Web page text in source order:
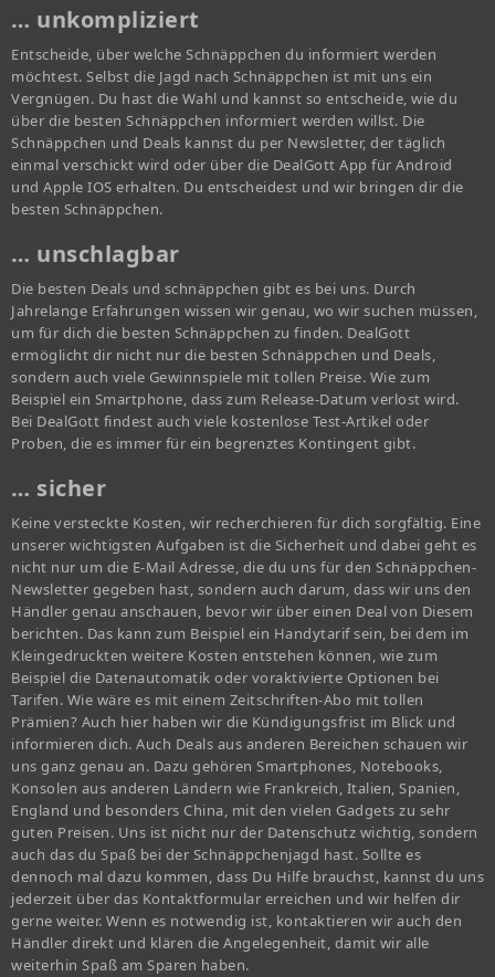
… unkompliziert
Entscheide, über welche Schnäppchen du informiert werden
möchtest. Selbst die Jagd nach Schnäppchen ist mit uns ein
Vergnügen. Du hast die Wahl und kannst so entscheide, wie du
über die besten Schnäppchen informiert werden willst. Die
Schnäppchen und Deals kannst du per Newsletter, der täglich
einmal verschickt wird oder über die DealGott App für Android
und Apple IOS erhalten. Du entscheidest und wir bringen dir die
besten Schnäppchen.
… unschlagbar
Die besten Deals und schnäppchen gibt es bei uns. Durch
Jahrelange Erfahrungen wissen wir genau, wo wir suchen müssen,
um für dich die besten Schnäppchen zu finden. DealGott
ermöglicht dir nicht nur die besten Schnäppchen und Deals,
sondern auch viele Gewinnspiele mit tollen Preise. Wie zum
Beispiel ein Smartphone, dass zum Release-Datum verlost wird.
Bei DealGott findest auch viele kostenlose Test-Artikel oder
Proben, die es immer für ein begrenztes Kontingent gibt.
… sicher
Keine versteckte Kosten, wir recherchieren für dich sorgfältig. Eine
unserer wichtigsten Aufgaben ist die Sicherheit und dabei geht es
nicht nur um die E-Mail Adresse, die du uns für den Schnäppchen-
Newsletter gegeben hast, sondern auch darum, dass wir uns den
Händler genau anschauen, bevor wir über einen Deal von Diesem
berichten. Das kann zum Beispiel ein Handytarif sein, bei dem im
Kleingedruckten weitere Kosten entstehen können, wie zum
Beispiel die Datenautomatik oder voraktivierte Optionen bei
Tarifen. Wie wäre es mit einem Zeitschriften-Abo mit tollen
Prämien? Auch hier haben wir die Kündigungsfrist im Blick und
informieren dich. Auch Deals aus anderen Bereichen schauen wir
uns ganz genau an. Dazu gehören Smartphones, Notebooks,
Konsolen aus anderen Ländern wie Frankreich, Italien, Spanien,
England und besonders China, mit den vielen Gadgets zu sehr
guten Preisen. Uns ist nicht nur der Datenschutz wichtig, sondern
auch das du Spaß bei der Schnäppchenjagd hast. Sollte es
dennoch mal dazu kommen, dass Du Hilfe brauchst, kannst du uns
jederzeit über das Kontaktformular erreichen und wir helfen dir
gerne weiter. Wenn es notwendig ist, kontaktieren wir auch den
Händler direkt und klären die Angelegenheit, damit wir alle
weiterhin Spaß am Sparen haben.